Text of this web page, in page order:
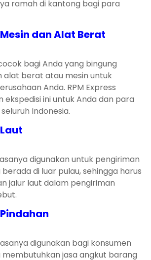
ramah di kantong bagi para
dan Alat Berat
bagi Anda yang bingung
alat berat atau mesin untuk
Anda. RPM Express
ekspedisi ini untuk Anda dan para
Indonesia.
digunakan untuk pengiriman
di luar pulau, sehingga harus
jalur laut dalam pengiriman
digunakan bagi konsumen
membutuhkan jasa angkut barang